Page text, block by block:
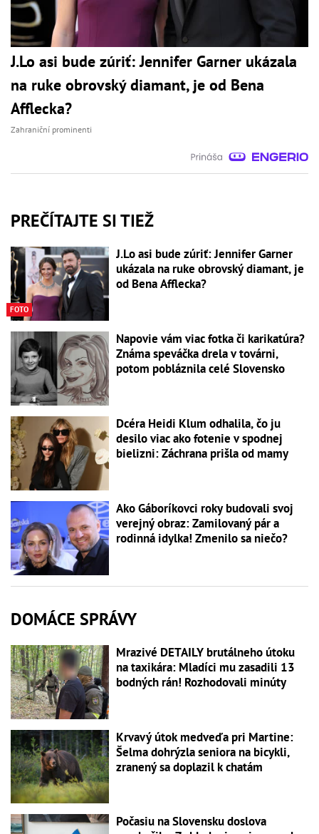
J.Lo asi bude zúriť: Jennifer Garner ukázala
na ruke obrovský diamant, je od Bena
Afflecka?
Zahraniční prominenti
PREČÍTAJTE SI TIEŽ
FOTO
J.Lo asi bude zúriť: Jennifer Garner
ukázala na ruke obrovský diamant, je
od Bena Afflecka?
Napovie vám viac fotka či karikatúra?
Známa speváčka drela v továrni,
potom pobláznila celé Slovensko
Dcéra Heidi Klum odhalila, čo ju
desilo viac ako fotenie v spodnej
bielizni: Záchrana prišla od mamy
Ako Gáboríkovci roky budovali svoj
verejný obraz: Zamilovaný pár a
rodinná idylka! Zmenilo sa niečo?
DOMÁCE SPRÁVY
Mrazivé DETAILY brutálneho útoku
na taxikára: Mladíci mu zasadili 13
bodných rán! Rozhodovali minúty
Krvavý útok medveďa pri Martine:
Šelma dohrýzla seniora na bicykli,
zranený sa doplazil k chatám
Počasiu na Slovensku doslova